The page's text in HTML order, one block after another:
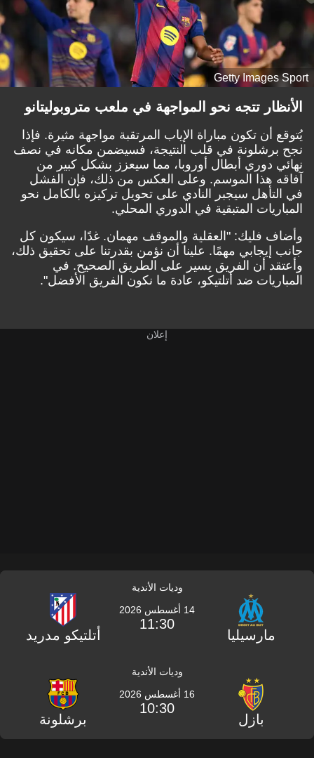
Getty Images Sport
الأنظار تتجه نحو المواجهة في ملعب متروبوليتانو
يُتوقع أن تكون مباراة الإياب المرتقبة مواجهة مثيرة. فإذا
نجح برشلونة في قلب النتيجة، فسيضمن مكانه في نصف
نهائي دوري أبطال أوروبا، مما سيعزز بشكل كبير من
آفاقه هذا الموسم. وعلى العكس من ذلك، فإن الفشل
في التأهل سيجبر النادي على تحويل تركيزه بالكامل نحو
المباريات المتبقية في الدوري المحلي.
وأضاف فليك: "العقلية والموقف مهمان. غدًا، سيكون كل
جانب إيجابي مهمًا. علينا أن نؤمن بقدرتنا على تحقيق ذلك،
وأعتقد أن الفريق يسير على الطريق الصحيح. في
المباريات ضد أتلتيكو، عادة ما نكون الفريق الأفضل".
وديات الأندية
مارسيليا
14 أغسطس 2026
11:30
أتلتيكو مدريد
وديات الأندية
بازل
16 أغسطس 2026
10:30
برشلونة